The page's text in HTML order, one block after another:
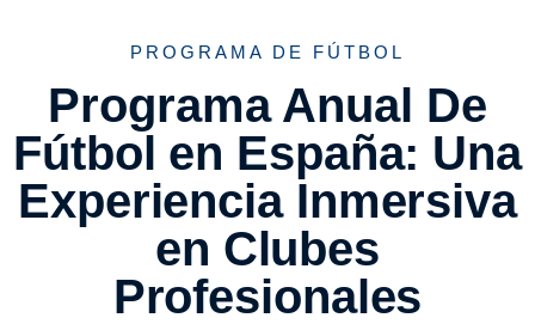
PROGRAMA DE FÚTBOL
Programa Anual De
Fútbol en España: Una
Experiencia Inmersiva
en Clubes
Profesionales